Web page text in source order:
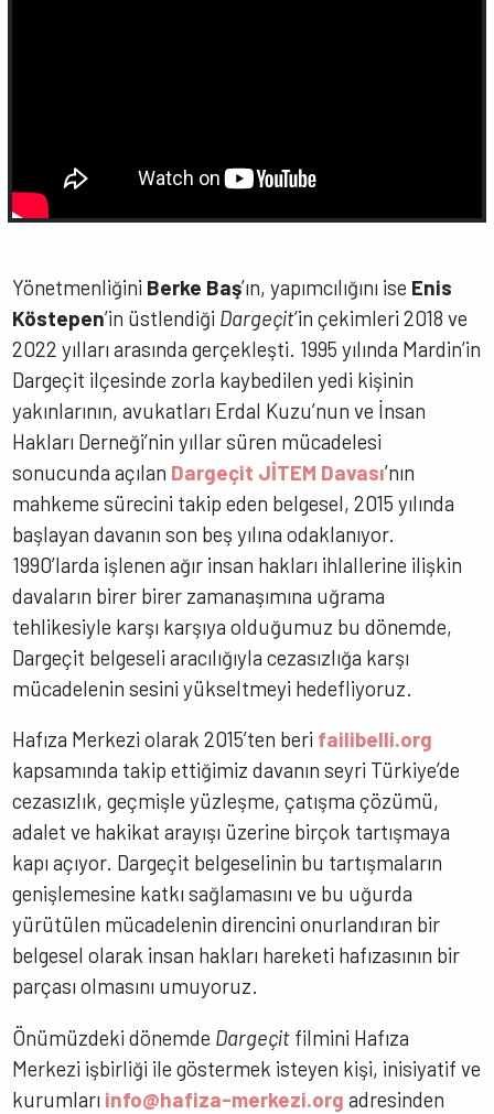
Yönetmenliğini Berke Baş’ın, yapımcılığını ise Enis
Köstepen’in üstlendiği Dargeçit’in çekimleri 2018 ve
2022 yılları arasında gerçekleşti. 1995 yılında Mardin’in
Dargeçit ilçesinde zorla kaybedilen yedi kişinin
yakınlarının, avukatları Erdal Kuzu’nun ve İnsan
Hakları Derneği’nin yıllar süren mücadelesi
sonucunda açılan Dargeçit JİTEM Davası’nın
mahkeme sürecini takip eden belgesel, 2015 yılında
başlayan davanın son beş yılına odaklanıyor.
1990’larda işlenen ağır insan hakları ihlallerine ilişkin
davaların birer birer zamanaşımına uğrama
tehlikesiyle karşı karşıya olduğumuz bu dönemde,
Dargeçit belgeseli aracılığıyla cezasızlığa karşı
mücadelenin sesini yükseltmeyi hedefliyoruz.
Hafıza Merkezi olarak 2015’ten beri failibelli.org
kapsamında takip ettiğimiz davanın seyri Türkiye’de
cezasızlık, geçmişle yüzleşme, çatışma çözümü,
adalet ve hakikat arayışı üzerine birçok tartışmaya
kapı açıyor. Dargeçit belgeselinin bu tartışmaların
genişlemesine katkı sağlamasını ve bu uğurda
yürütülen mücadelenin direncini onurlandıran bir
belgesel olarak insan hakları hareketi hafızasının bir
parçası olmasını umuyoruz.
Önümüzdeki dönemde Dargeçit filmini Hafıza
Merkezi işbirliği ile göstermek isteyen kişi, inisiyatif ve
kurumları info@hafiza-merkezi.org adresinden